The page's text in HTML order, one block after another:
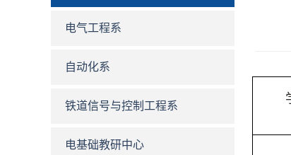
电气工程系
自动化系
铁道信号与控制工程系
电基础教研中心